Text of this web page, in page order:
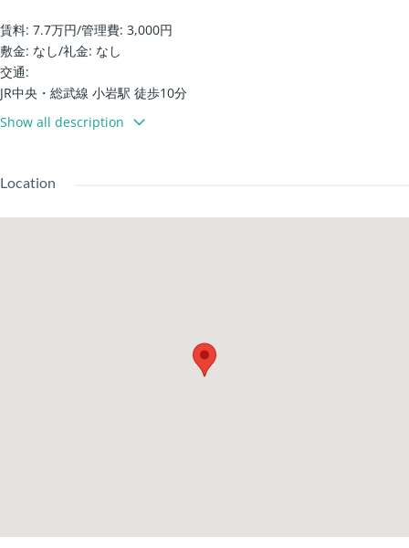
賃料: 7.7万円/管理費: 3,000円
敷金: なし/礼金: なし
交通:
JR中央・総武線 小岩駅 徒歩10分
設備・詳細:
鞋櫃/ 溫水洗淨廁所 / 浴室乾燥機
Show all description
Location